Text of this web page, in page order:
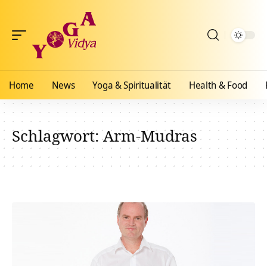
Home News Yoga & Spiritualität Health & Food
Schlagwort:Arm-Mudras